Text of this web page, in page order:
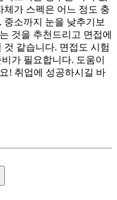
체가 스펙은 어느 정도 충
소까지 눈을 낮추기보
것을 추천드리고 면접에
같습니다. 면접도 시험
가 필요합니다. 도움이
! 취업에 성공하시길 바